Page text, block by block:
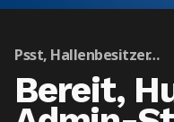
Psst, Hallenbesitzer…
Bereit,